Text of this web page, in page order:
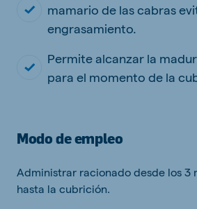
mamario de las cabras
engrasamiento.
Permite alcanzar la
para el momento de la
Modo de empleo
Administrar racionado desde los 3
hasta la cubrición.